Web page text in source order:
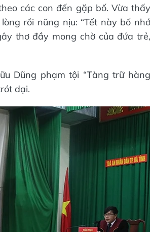
các con đến gặp bố. Vừa thấy
rồi nũng nịu: “Tết này bố nhớ
thơ đầy mong chờ của đứa trẻ,
Dũng phạm tội “Tàng trữ hàng
dại.